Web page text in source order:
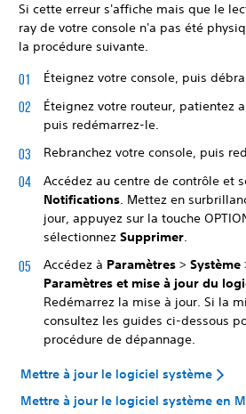
Si cette erreur s'affiche mais que le
ray de votre console n'a pas été
la procédure suivante.
Éteignez votre console, puis
Éteignez votre routeur, patientez
puis redémarrez-le.
Rebranchez votre console, puis
Accédez au centre de contrôle et
Notifications . Mettez en
jour, appuyez sur la touche
sélectionnez Supprimer
Accédez à Paramètres > Système
Paramètres et mise à jour du
Redémarrez la mise à jour. Si la
consultez les guides ci-dessous
procédure de dépannage.
Mettre à jour le logiciel système
Mettre à jour le logiciel système en